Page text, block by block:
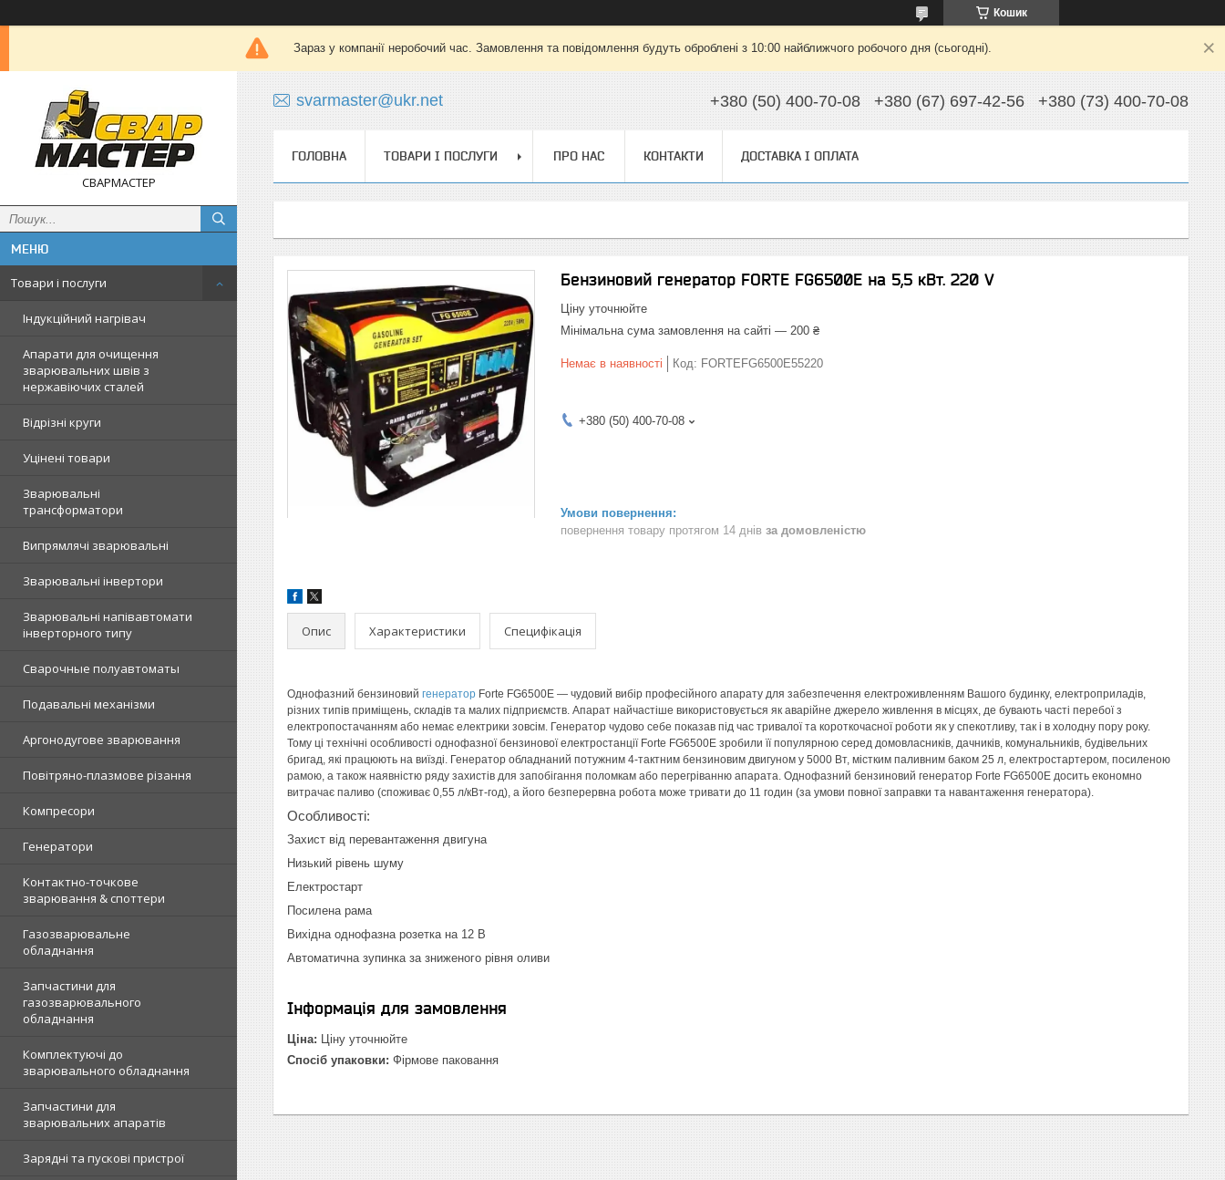
Кошик
Зараз у компанії неробочий час. Замовлення та повідомлення будуть оброблені з 10:00 найближчого робочого дня (сьогодні).
СВАРМАСТЕР
Товари і послуги
Індукційний нагрівач
Апарати для очищення
зварювальних швів з
нержавіючих сталей
Відрізні круги
Уцінені товари
Зварювальні
трансформатори
Випрямлячі зварювальні
Зварювальні інвертори
Зварювальні напівавтомати
інверторного типу
Сварочные полуавтоматы
Подавальні механізми
Аргонодугове зварювання
Повітряно-плазмове різання
Компресори
Генератори
Контактно-точкове
зварювання & споттери
Газозварювальне
обладнання
Запчастини для
газозварювального
обладнання
Комплектуючі до
зварювального обладнання
Запчастини для
зварювальних апаратів
Зарядні та пускові пристрої
svarmaster@ukr.net +380 (50) 400-70-08 +380 (67) 697-42-56 +380 (73) 400-70-08
ГОЛОВНА ТОВАРИ І ПОСЛУГИ ПРО НАС КОНТАКТИ ДОСТАВКА І ОПЛАТА
Бензиновий генератор FORTE FG6500E на 5,5 кВт. 220 V
Ціну уточнюйте
Мінімальна сума замовлення на сайті — 200 ₴
Немає в наявності Код: FORTEFG6500E55220
+380 (50) 400-70-08
повернення товару протягом 14 днів за домовленістю
Опис Характеристики Специфікація
Однофазний бензиновий генератор Forte FG6500E — чудовий вибір професійного апарату для забезпечення електроживленням Вашого будинку, електроприладів,
різних типів приміщень, складів та малих підприємств. Апарат найчастіше використовується як аварійне джерело живлення в місцях, де бувають часті перебої з
електропостачанням або немає електрики зовсім. Генератор чудово себе показав під час тривалої та короткочасної роботи як у спекотливу, так і в холодну пору року.
Тому ці технічні особливості однофазної бензинової електростанції Forte FG6500E зробили її популярною серед домовласників, дачників, комунальників, будівельних
бригад, які працюють на виїзді. Генератор обладнаний потужним 4-тактним бензиновим двигуном у 5000 Вт, містким паливним баком 25 л, електростартером, посиленою
рамою, а також наявністю ряду захистів для запобігання поломкам або перегріванню апарата. Однофазний бензиновий генератор Forte FG6500E досить економно
витрачає паливо (споживає 0,55 л/кВт-год), а його безперервна робота може тривати до 11 годин (за умови повної заправки та навантаження генератора).
Особливості:
Захист від перевантаження двигуна
Низький рівень шуму
Електростарт
Посилена рама
Вихідна однофазна розетка на 12 В
Автоматична зупинка за зниженого рівня оливи
Інформація для замовлення
Ціна: Ціну уточнюйте
Спосіб упаковки: Фірмове паковання